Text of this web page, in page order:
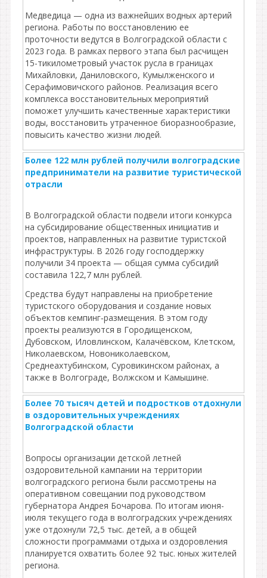
Медведица — одна из важнейших водных артерий
региона. Работы по восстановлению ее
проточности ведутся в Волгоградской области с
2023 года. В рамках первого этапа был расчищен
15-тикилометровый участок русла в границах
Михайловки, Даниловского, Кумылженского и
Серафимовичского районов. Реализация всего
комплекса восстановительных мероприятий
поможет улучшить качественные характеристики
воды, восстановить утраченное биоразнообразие,
повысить качество жизни людей.
Более 122 млн рублей получили волгоградские
предприниматели на развитие туристической
отрасли
В Волгоградской области подвели итоги конкурса
на субсидирование общественных инициатив и
проектов, направленных на развитие туристской
инфраструктуры. В 2026 году господдержку
получили 34 проекта — общая сумма субсидий
составила 122,7 млн рублей.
Средства будут направлены на приобретение
туристского оборудования и создание новых
объектов кемпинг‑размещения. В этом году
проекты реализуются в Городищенском,
Дубовском, Иловлинском, Калачёвском, Клетском,
Николаевском, Новониколаевском,
Среднеахтубинском, Суровикинском районах, а
также в Волгограде, Волжском и Камышине.
Более 70 тысяч детей и подростков отдохнули
в оздоровительных учреждениях
Волгоградской области
Вопросы организации детской летней
оздоровительной кампании на территории
волгоградского региона были рассмотрены на
оперативном совещании под руководством
губернатора Андрея Бочарова. По итогам июня-
июля текущего года в волгоградских учреждениях
уже отдохнули 72,5 тыс. детей, а в общей
сложности программами отдыха и оздоровления
планируется охватить более 92 тыс. юных жителей
региона.